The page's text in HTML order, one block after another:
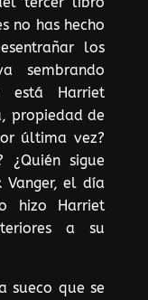
no has hecho
los
sembrando
está Harriet
propiedad de
última vez?
sigue
Vanger, el día
hizo Harriet
a su
sueco que se